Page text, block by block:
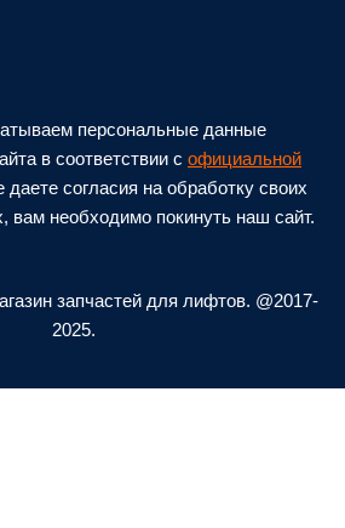
персональные данные
в соответствии с официальной
согласия на обработку своих
вам необходимо покинуть наш сайт.
запчастей для лифтов. @2017-
2025.